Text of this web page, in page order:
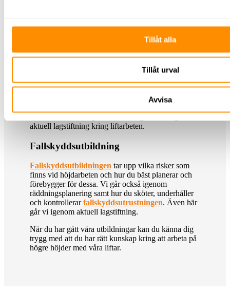
Tillåt alla
Tillåt urval
Avvisa
Liftutbildning
Liftutbildningeninnefattar exempelvis hur liftar är
uppbyggda och hur de drivs och manövreras. Vi går
också igenom olika liftars användningsområden,
aktuell lagstiftning kring liftarbeten.
Fallskyddsutbildning
Fallskyddsutbildningen tar upp vilka risker som
finns vid höjdarbeten och hur du bäst planerar och
förebygger för dessa. Vi går också igenom
räddningsplanering samt hur du sköter, underhåller
och kontrollerarfallskyddsutrustningen. Även här
går vi igenom aktuell lagstiftning.
När du har gått våra utbildningar kan du känna dig
trygg med att du har rätt kunskap kring att arbeta på
högre höjder med våra liftar.